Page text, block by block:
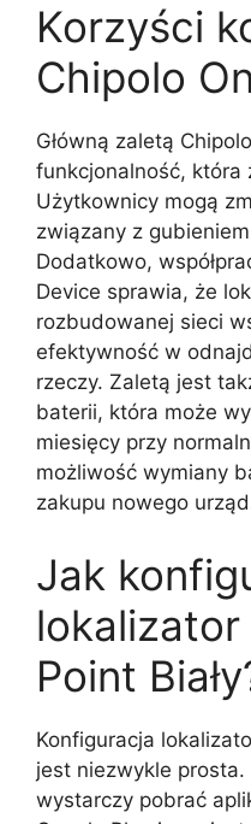
Korzyści
Chipolo
Główną zaletą
funkcjonalność, która
Użytkownicy mogą
związany z
Dodatkowo,
Device sprawia, że
rozbudowanej sieci
efektywność w
rzeczy. Zaletą jest
baterii, która może
miesięcy przy
możliwość wymiany
zakupu nowego
Jak
lokalizator
Point
Konfiguracja
jest niezwykle
wystarczy pobrać